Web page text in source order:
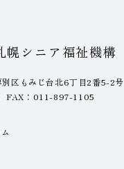
幌シニア福祉機構
区もみじ台北6丁目2番5-2号
：011-897-1105